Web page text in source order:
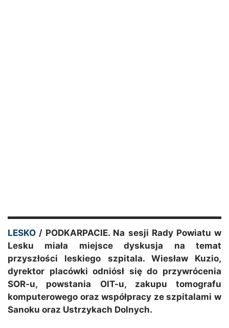
LESKO / PODKARPACIE. Na sesji Rady Powiatu w
Lesku miała miejsce dyskusja na temat
przyszłości leskiego szpitala. Wiesław Kuzio,
dyrektor placówki odniósł się do przywrócenia
SOR-u, powstania OIT-u, zakupu tomografu
komputerowego oraz współpracy ze szpitalami w
Sanoku oraz Ustrzykach Dolnych.